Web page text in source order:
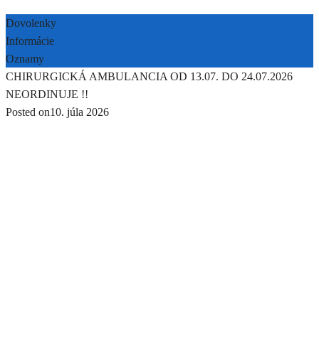
Dovolenky
Informácie
Oznamy
CHIRURGICKÁ AMBULANCIA OD 13.07. DO 24.07.2026
NEORDINUJE !!
Posted on10. júla 2026